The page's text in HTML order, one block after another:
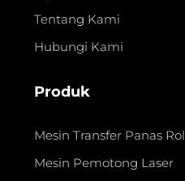
Tentang Kami
Hubungi Kami
Produk
Mesin Transfer Panas Rol
Mesin Pemotong Laser